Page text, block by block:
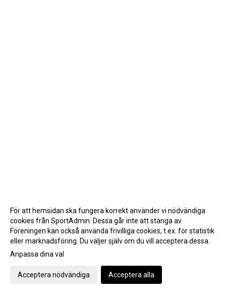
Gå till Webbversion
För att hemsidan ska fungera korrekt använder vi nödvändiga
cookies från SportAdmin. Dessa går inte att stänga av.
Föreningen kan också använda frivilliga cookies, t.ex. för statistik
eller marknadsföring. Du väljer själv om du vill acceptera dessa.
Anpassa dina val
Acceptera nödvändiga Acceptera alla